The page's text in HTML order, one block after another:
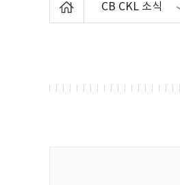
CB CKL 소식